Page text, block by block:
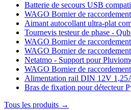
Batterie de secours USB
WAGO Bornier de
Aimant autocollant ultra-plat
Tournevis testeur de phase -
WAGO Bornier de
WAGO Bornier de
Netatmo - Support pour
WAGO Bornier de
Alimentation rail DIN 12V
Bras de fixation pour détecteur
Tous les produits →